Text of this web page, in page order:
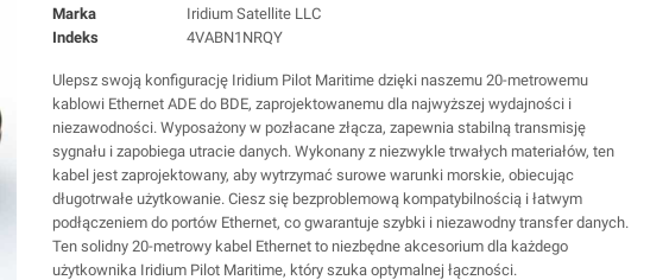
Marka
Iridium Satellite LLC
Indeks
4VABN1NRQY
Ulepsz swoją konfigurację Iridium Pilot Maritime dzięki naszemu 20-metrowemu
kablowi Ethernet ADE do BDE, zaprojektowanemu dla najwyższej wydajności i
niezawodności. Wyposażony w pozłacane złącza, zapewnia stabilną transmisję
sygnału i zapobiega utracie danych. Wykonany z niezwykle trwałych materiałów, ten
kabel jest zaprojektowany, aby wytrzymać surowe warunki morskie, obiecując
długotrwałe użytkowanie. Ciesz się bezproblemową kompatybilnością i łatwym
podłączeniem do portów Ethernet, co gwarantuje szybki i niezawodny transfer danych.
Ten solidny 20-metrowy kabel Ethernet to niezbędne akcesorium dla każdego
użytkownika Iridium Pilot Maritime, który szuka optymalnej łączności.